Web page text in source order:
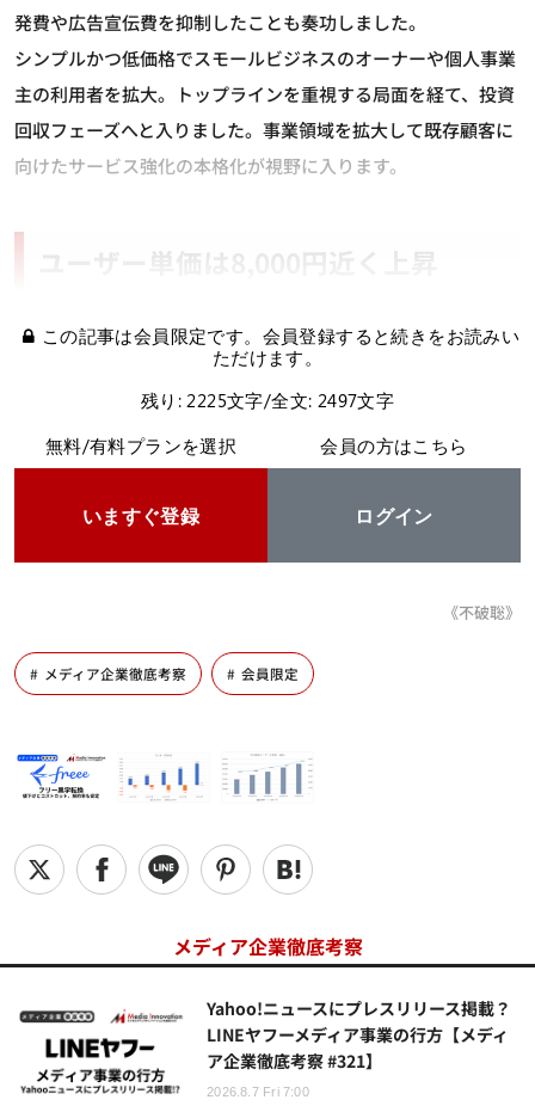
発費や広告宣伝費を抑制したことも奏功しました。
シンプルかつ低価格でスモールビジネスのオーナーや個人事業
主の利用者を拡大。トップラインを重視する局面を経て、投資
回収フェーズへと入りました。事業領域を拡大して既存顧客に
向けたサービス強化の本格化が視野に入ります。
ユーザー単価は8,000円近く上昇
この記事は会員限定です。会員登録すると続きをお読みい
ただけます。
残り: 2225文字/全文: 2497文字
無料/有料プランを選択
いますぐ登録
会員の方はこちら
ログイン
《不破聡》
メディア企業徹底考察 会員限定
メディア企業徹底考察
Yahoo!ニュースにプレスリリース掲載？
LINEヤフーメディア事業の行方【メディ
ア企業徹底考察 #321】
2026.8.7 Fri 7:00